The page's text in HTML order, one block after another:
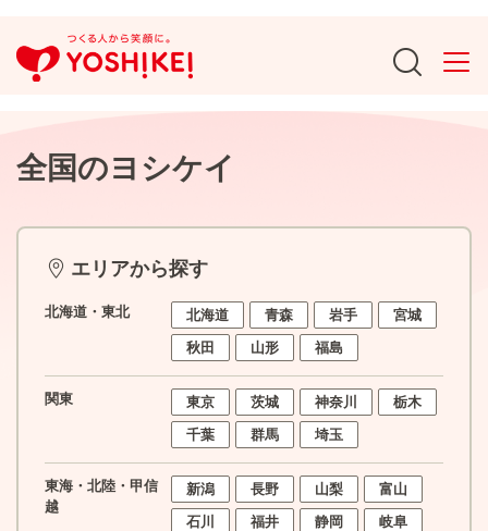
全国のヨシケイ
エリアから探す
北海道・東北 北海道 青森 岩手
宮城
秋田
山形 福島
関東 東京 茨城 神奈川
栃木
千葉
群馬 埼玉
東海・北陸・甲信
越
新潟 長野 山梨
富山
石川
福井 静岡
岐阜